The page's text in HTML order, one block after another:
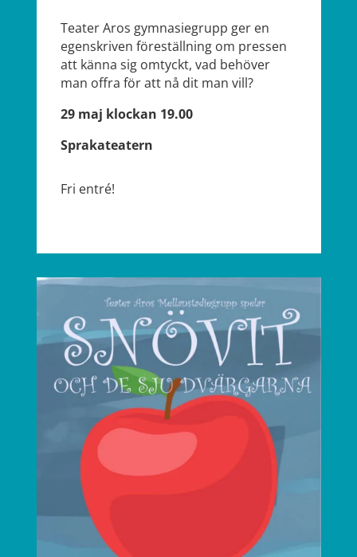
Teater Aros gymnasiegrupp ger en
egenskriven föreställning om pressen
att känna sig omtyckt, vad behöver
man offra för att nå dit man vill?
29 maj klockan 19.00
Sprakateatern
Fri entré!